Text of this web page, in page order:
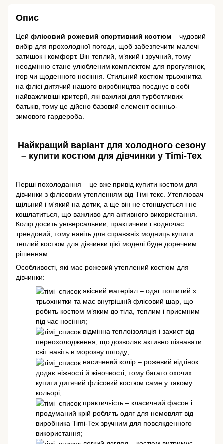
Опис
Цей флісовий рожевий спортивний костюм – чудовий
вибір для прохолодної погоди, щоб забезпечити малечі
затишок і комфорт. Він теплий, м’який і зручний, тому
неодмінно стане улюбленим комплектом для прогулянок,
ігор чи щоденного носіння. Стильний костюм трьохнитка
на флісі дитячий нашого виробництва поєднує в собі
найважливіші критерії, які важливі для турботливих
батьків, тому це дійсно базовий елемент осінньо-
зимового гардероба.
Найкращий варіант для холодного сезону
– купити костюм для дівчинки у Timi-Tex
Перші похолодання – це вже привід купити костюм для
дівчинки з флісовим утепленням від Тімі текс. Утеплювач
щільний і м'який на дотик, а ще він не стоншується і не
кошлатиться, що важливо для активного використання.
Колір досить універсальний, практичний і водночас
трендовий, тому навіть для справжніх модниць купити
теплий костюм для дівчинки цієї моделі буде доречним
рішенням.
Особливості, які має рожевий утеплений костюм для
дівчинки:
якісний матеріал – одяг пошитий з
трьохнитки та має внутрішній флісовий шар, що
робить костюм м’яким до тіла, теплим і приємним
під час носіння;
відмінна теплоізоляція і захист від
переохолодження, що дозволяє активно пізнавати
світ навіть в морозну погоду;
насичений колір – рожевий відтінок
додає ніжності й жіночності, тому багато охочих
купити дитячий флісовий костюм саме у такому
кольорі;
практичність – класичний фасон і
продуманий крій роблять одяг для немовлят від
виробника Timi-Tex зручним для повсякденного
використання;